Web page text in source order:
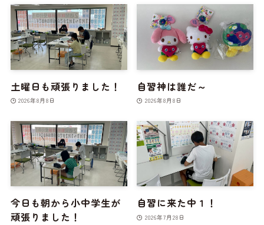
土曜日も頑張りました！
2026年8月8日
自習神は誰だ～
2026年8月8日
今日も朝から小中学生が
頑張りました！
自習に来た中１！
2026年7月28日